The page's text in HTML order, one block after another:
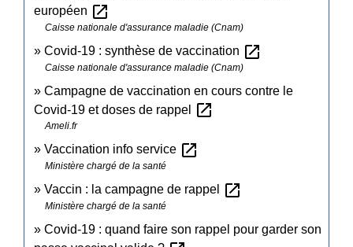
européen open_in_new
Caisse nationale d'assurance maladie (Cnam)
Covid-19 : synthèse de vaccination open_in_new
Caisse nationale d'assurance maladie (Cnam)
Campagne de vaccination en cours contre le
Covid-19 et doses de rappel
open_in_new
Ameli.fr
Vaccination info service open_in_new
Ministère chargé de la santé
Vaccin : la campagne de rappel open_in_new
Ministère chargé de la santé
Covid-19 : quand faire son rappel pour garder son